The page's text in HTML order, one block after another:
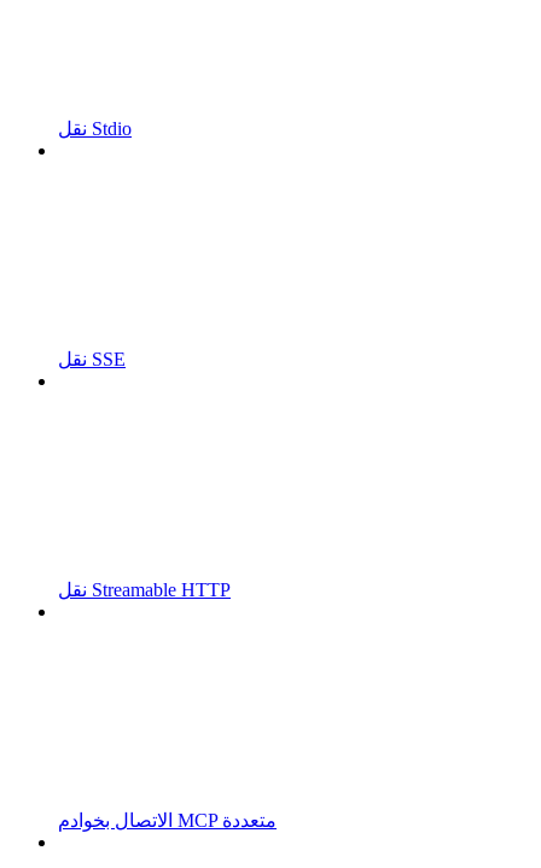
نقل Stdio
نقل SSE
نقل Streamable HTTP
الاتصال بخوادم MCP متعددة